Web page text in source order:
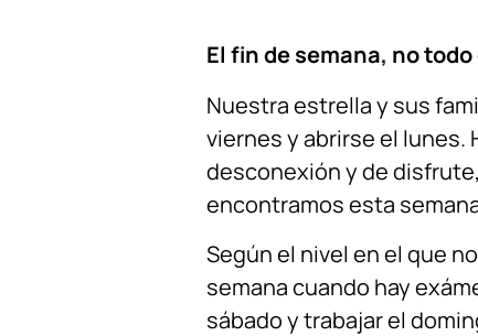
El fin de semana, no
Nuestra estrella y sus
viernes y abrirse el lunes.
desconexión y de
encontramos esta
Según el nivel en el que
semana cuando hay
sábado y trabajar el